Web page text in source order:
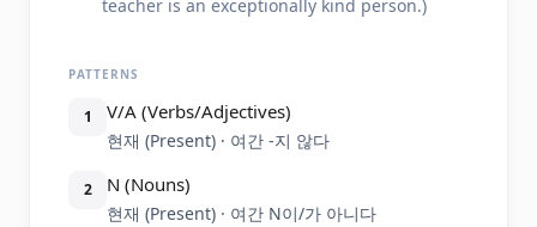
teacher is an exceptionally kind person.)
PATTERNS
1 V/A (Verbs/Adjectives)
현재 (Present) · 여간 -지 않다
2 N (Nouns)
현재 (Present) · 여간 N이/가 아니다